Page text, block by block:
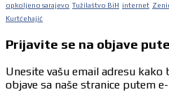
opkoljeno sarajevo Tužilaštvo BiH internet
Kurtćehajić
Prijavite se na objave
Unesite vašu email adresu
objave sa naše stranice putem